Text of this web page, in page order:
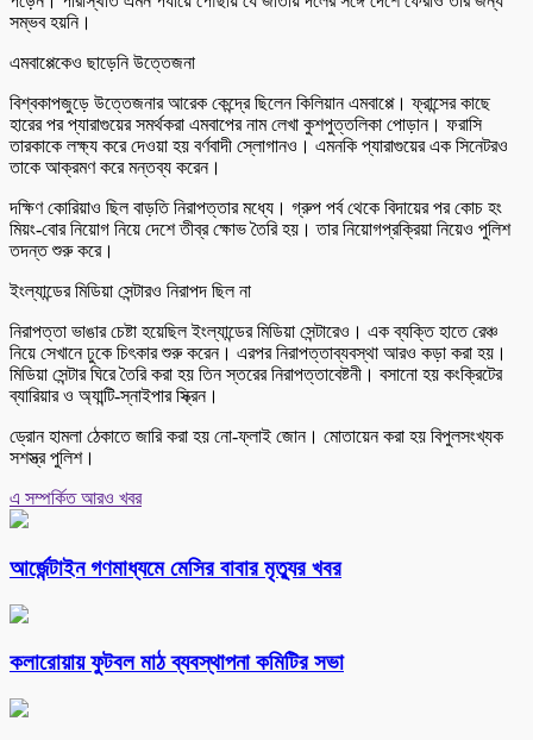
সম্ভব হয়নি।
এমবাপ্পেকেও ছাড়েনি উত্তেজনা
বিশ্বকাপজুড়ে উত্তেজনার আরেক কেন্দ্রে ছিলেন কিলিয়ান এমবাপ্পে। ফ্রান্সের কাছে
হারের পর প্যারাগুয়ের সমর্থকরা এমবাপের নাম লেখা কুশপুত্তলিকা পোড়ান। ফরাসি
তারকাকে লক্ষ্য করে দেওয়া হয় বর্ণবাদী স্লোগানও। এমনকি প্যারাগুয়ের এক সিনেটরও
তাকে আক্রমণ করে মন্তব্য করেন।
দক্ষিণ কোরিয়াও ছিল বাড়তি নিরাপত্তার মধ্যে। গ্রুপ পর্ব থেকে বিদায়ের পর কোচ হং
মিয়ং-বোর নিয়োগ নিয়ে দেশে তীব্র ক্ষোভ তৈরি হয়। তার নিয়োগপ্রক্রিয়া নিয়েও পুলিশ
তদন্ত শুরু করে।
ইংল্যান্ডের মিডিয়া সেন্টারও নিরাপদ ছিল না
নিরাপত্তা ভাঙার চেষ্টা হয়েছিল ইংল্যান্ডের মিডিয়া সেন্টারেও। এক ব্যক্তি হাতে রেঞ্চ
নিয়ে সেখানে ঢুকে চিৎকার শুরু করেন। এরপর নিরাপত্তাব্যবস্থা আরও কড়া করা হয়।
মিডিয়া সেন্টার ঘিরে তৈরি করা হয় তিন স্তরের নিরাপত্তাবেষ্টনী। বসানো হয় কংক্রিটের
ব্যারিয়ার ও অ্যান্টি-স্নাইপার স্ক্রিন।
ড্রোন হামলা ঠেকাতে জারি করা হয় নো-ফ্লাই জোন। মোতায়েন করা হয় বিপুলসংখ্যক
সশস্ত্র পুলিশ।
এ সম্পর্কিত আরও খবর
আর্জেন্টাইন গণমাধ্যমে মেসির বাবার মৃত্যুর খবর
কলারোয়ায় ফুটবল মাঠ ব্যবস্থাপনা কমিটির সভা